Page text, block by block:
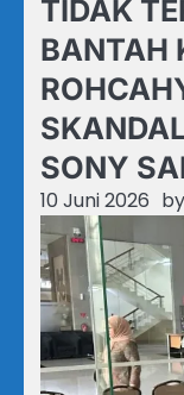
TIDAK
BANTAH
SONY
10 Juni 2026 by